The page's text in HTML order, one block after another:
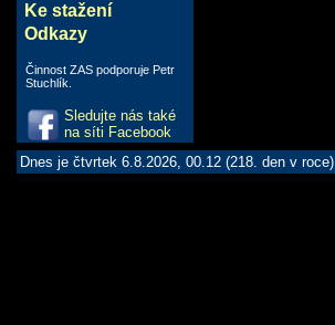
Ke stažení
Odkazy
Činnost ZAS podporuje Petr
Stuchlík.
Sledujte nás také
na síti Facebook
Dnes je čtvrtek 6.8.2026, 00.12 (218. den v roce)